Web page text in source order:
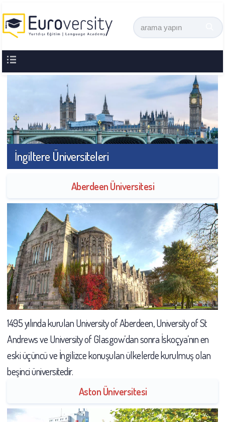
İngiltere Üniversiteleri
Aberdeen Üniversitesi
1495 yılında kurulan University of Aberdeen, University of St
Andrews ve University of Glasgow’dan sonra İskoçya’nın en
eski üçüncü ve İngilizce konuşulan ülkelerde kurulmuş olan
beşinci üniversitedir.
Aston Üniversitesi